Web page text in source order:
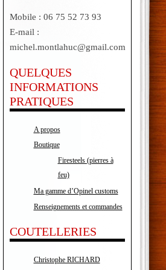
Mobile : 06 75 52 73 93
E-mail :
michel.montlahuc@gmail.com
QUELQUES
INFORMATIONS
PRATIQUES
A propos
Boutique
Firesteels (pierres à
feu)
Ma gamme d’Opinel customs
Renseignements et commandes
COUTELLERIES
Christophe RICHARD